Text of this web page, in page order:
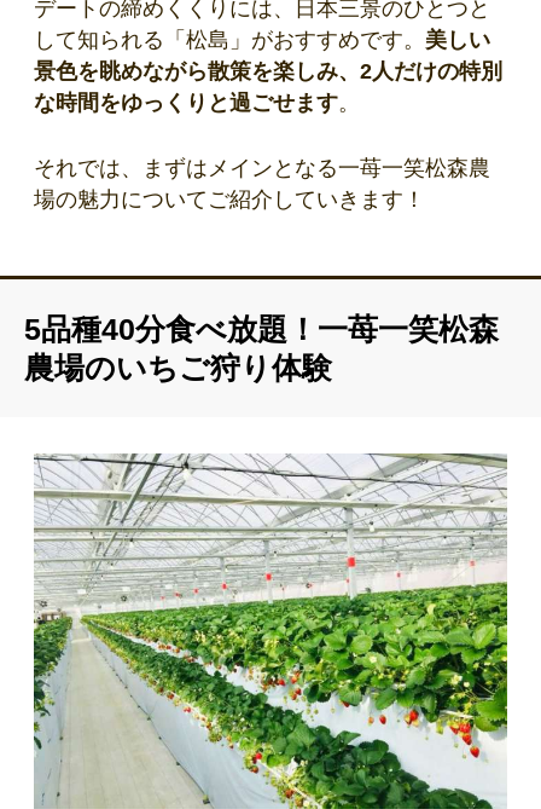
デートの締めくくりには、日本三景のひとつと
して知られる「松島」がおすすめです。 美しい
景色を眺めながら散策を楽しみ、2人だけの特別
な時間をゆっくりと過ごせます。
それでは、まずはメインとなる一苺一笑松森農
場の魅力についてご紹介していきます！
5品種40分食べ放題！一苺一笑松森
農場のいちご狩り体験